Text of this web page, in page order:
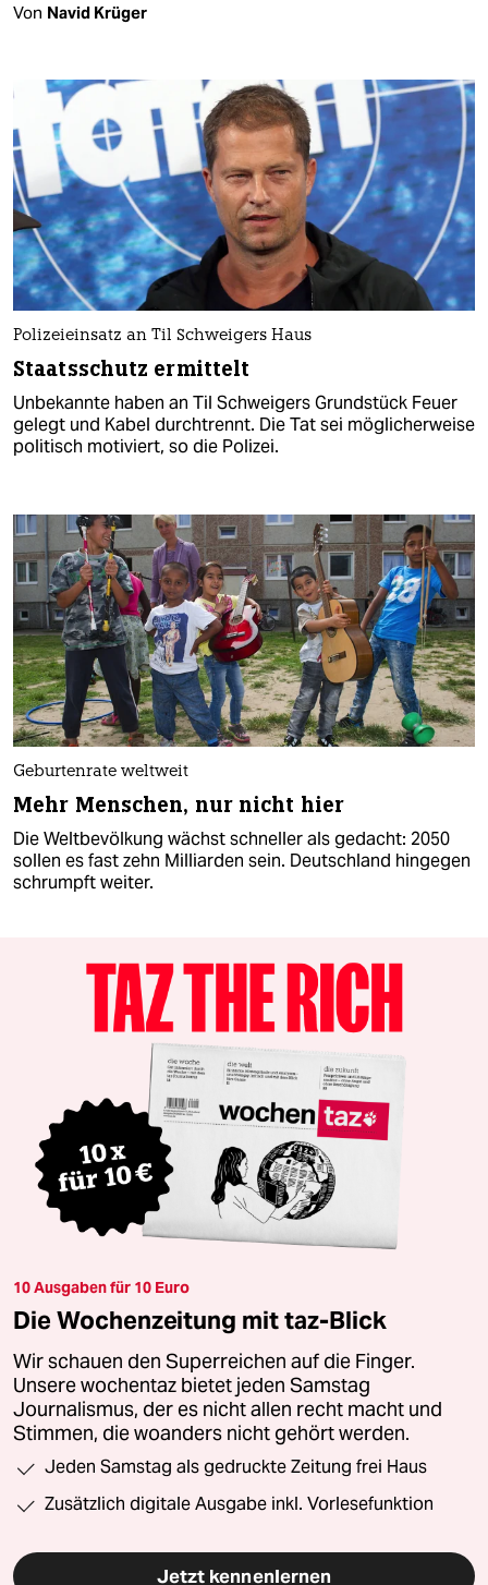
Von Navid Krüger
Polizeieinsatz an Til Schweigers Haus
Staatsschutz ermittelt
Unbekannte haben an Til Schweigers Grundstück Feuer
gelegt und Kabel durchtrennt. Die Tat sei möglicherweise
politisch motiviert, so die Polizei.
Geburtenrate weltweit
Mehr Menschen, nur nicht hier
Die Weltbevölkung wächst schneller als gedacht: 2050
sollen es fast zehn Milliarden sein. Deutschland hingegen
schrumpft weiter.
10 Ausgaben für 10 Euro
Die Wochenzeitung mit taz-Blick
Wir schauen den Superreichen auf die Finger.
Unsere wochentaz bietet jeden Samstag
Journalismus, der es nicht allen recht macht und
Stimmen, die woanders nicht gehört werden.
Jeden Samstag als gedruckte Zeitung frei Haus
Zusätzlich digitale Ausgabe inkl. Vorlesefunktion
Jetzt kennenlernen